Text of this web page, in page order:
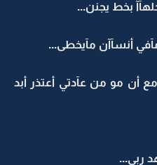
بخط يجنن...
أنسآآن مآيخطى...
أن مو من عآدتي أعتذر أبد
ربي...